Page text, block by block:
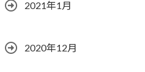
2021年1月
2020年12月